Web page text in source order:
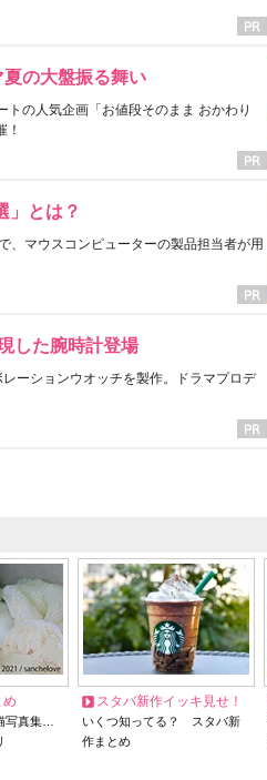
の大盤振る舞い
の人気企画「お値段そのまま おかわり
！
」とは？
、マウスコンピューターの製品担当者が用
した腕時計登場
ーションウオッチを製作。ドラマプロデ
め
写真集…
スタバ新作イッキ見せ！
いくつ知ってる？ スタバ新
作まとめ